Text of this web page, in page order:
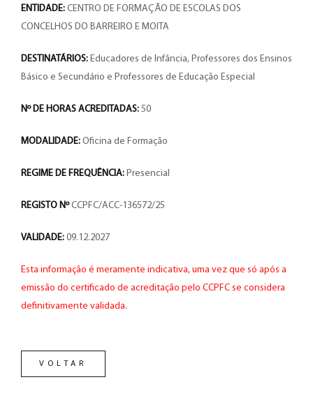
ENTIDADE: CENTRO DE FORMAÇÃO DE ESCOLAS DOS
CONCELHOS DO BARREIRO E MOITA
DESTINATÁRIOS: Educadores de Infância, Professores dos Ensinos
Básico e Secundário e Professores de Educação Especial
Nº DE HORAS ACREDITADAS: 50
MODALIDADE: Oficina de Formação
REGIME DE FREQUÊNCIA: Presencial
REGISTO NºCCPFC/ACC-136572/25
VALIDADE: 09.12.2027
Esta informação é meramente indicativa, uma vez que só após a
emissão do certificado de acreditação pelo CCPFC se considera
definitivamente validada.
VOLTAR